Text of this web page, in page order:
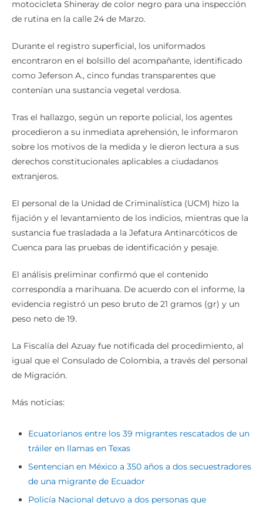
motocicleta Shineray de color negro para una inspección
de rutina en la calle 24 de Marzo.
Durante el registro superficial, los uniformados
encontraron en el bolsillo del acompañante, identificado
como Jeferson A., cinco fundas transparentes que
contenían una sustancia vegetal verdosa.
Tras el hallazgo, según un reporte policial, los agentes
procedieron a su inmediata aprehensión, le informaron
sobre los motivos de la medida y le dieron lectura a sus
derechos constitucionales aplicables a ciudadanos
extranjeros.
El personal de la Unidad de Criminalística (UCM) hizo la
fijación y el levantamiento de los indicios, mientras que la
sustancia fue trasladada a la Jefatura Antinarcóticos de
Cuenca para las pruebas de identificación y pesaje.
El análisis preliminar confirmó que el contenido
correspondía a marihuana. De acuerdo con el informe, la
evidencia registró un peso bruto de 21 gramos (gr) y un
peso neto de 19.
La Fiscalía del Azuay fue notificada del procedimiento, al
igual que el Consulado de Colombia, a través del personal
de Migración.
Más noticias:
Ecuatorianos entre los 39 migrantes rescatados de un
tráiler en llamas en Texas
Sentencian en México a 350 años a dos secuestradores
de una migrante de Ecuador
Policía Nacional detuvo a dos personas que